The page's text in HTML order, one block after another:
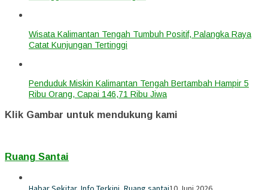
Wisata Kalimantan Tengah Tumbuh Positif, Palangka Raya
Catat Kunjungan Tertinggi
Penduduk Miskin Kalimantan Tengah Bertambah Hampir 5
Ribu Orang, Capai 146,71 Ribu Jiwa
Klik Gambar untuk mendukung kami
Ruang Santai